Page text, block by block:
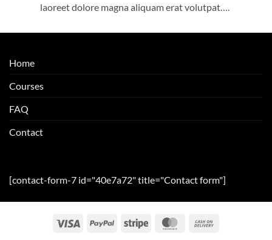
laoreet dolore magna aliquam erat volutpat….
Home
Courses
FAQ
Contact
[contact-form-7 id="40e7a72" title="Contact form"]
Visa PayPal Stripe MasterCard